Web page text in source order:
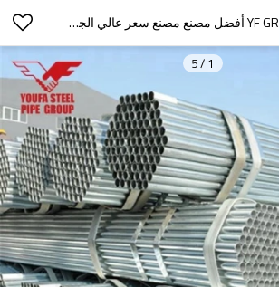
تيانجين YF GROUP أفضل مصنع مصنع سعر عالي الجودة API 5L X52 سعر خط الأنابيب غير الملحوم
1
/
5